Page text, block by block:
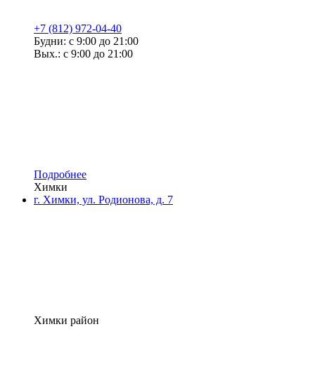
+7 (812) 972-04-40
Будни: с 9:00 до 21:00
Вых.: с 9:00 до 21:00
Подробнее
Химки
г. Химки, ул. Родионова, д. 7
Химки район